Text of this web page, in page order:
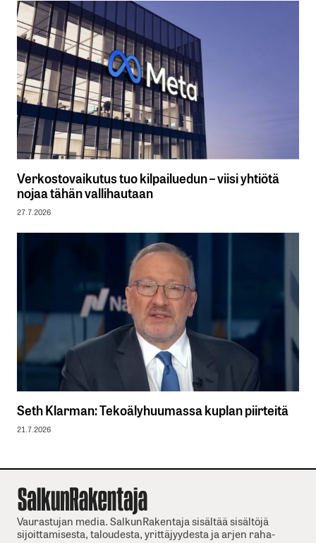
Verkostovaikutus tuo kilpailuedun – viisi yhtiötä
nojaa tähän vallihautaan
27.7.2026
Seth Klarman: Tekoälyhuumassa kuplan piirteitä
21.7.2026
Vaurastujan media. SalkunRakentaja sisältää sisältöjä
sijoittamisesta, taloudesta, yrittäjyydesta ja arjen raha-